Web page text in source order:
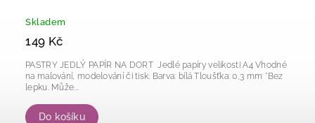
Skladem
149 Kč
Do košíku
PASTRY JEDLÝ PAPÍR NA DORT Jedlé papíry velikosti A4 Vhodné
na malování, modelování či tisk. Barva: bílá Tloušťka: 0,3 mm *Bez
lepku. Může...